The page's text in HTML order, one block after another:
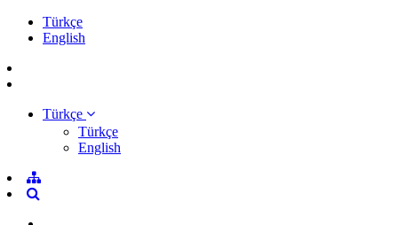
Türkçe
English
Türkçe
Türkçe
English